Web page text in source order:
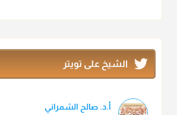
الشيخ على تويتر
أ.د. صالح الشمراني